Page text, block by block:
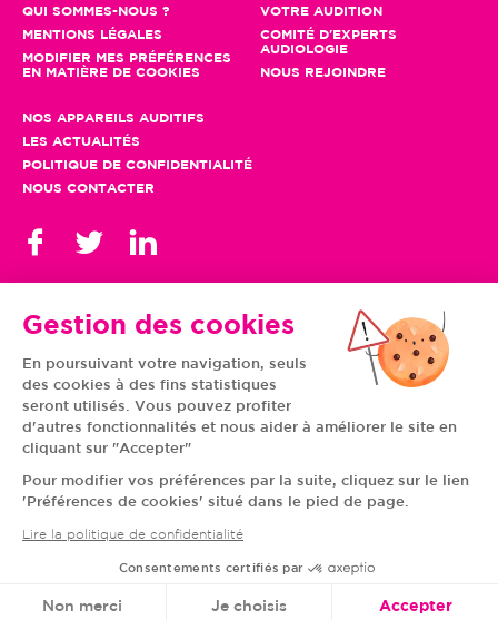
Gestion des cookies
En poursuivant votre navigation, seuls
des cookies à des fins statistiques
seront utilisés. Vous pouvez profiter
d'autres fonctionnalités et nous aider à améliorer le site en
cliquant sur "Accepter"
Pour modifier vos préférences par la suite, cliquez sur le lien
'Préférences de cookies' situé dans le pied de page.
Lire la politique de confidentialité
Consentements certifiés par
Non merci Je choisis Accepter
QUI SOMMES-NOUS ?
MENTIONS LÉGALES
MODIFIER MES PRÉFÉRENCES
EN MATIÈRE DE COOKIES
VOTRE AUDITION
COMITÉ D'EXPERTS
AUDIOLOGIE
NOUS REJOINDRE
NOS APPAREILS AUDITIFS
LES ACTUALITÉS
POLITIQUE DE CONFIDENTIALITÉ
NOUS CONTACTER
TOUS NOS CENTRES
AUVERGNE-RHÔNE-
ALPES
FRANCHE-COMTÉ
BRETAGNE
CENTRE-VAL DE LOIRE
GRAND EST
ÎLE-DE-FRANCE
NORMANDIE
PAYS DE LA LOIRE
PROVENCE-ALPES-
CÔTE D'AZUR
© VIVASON 2020 TOUS DROITS RÉSERVÉS